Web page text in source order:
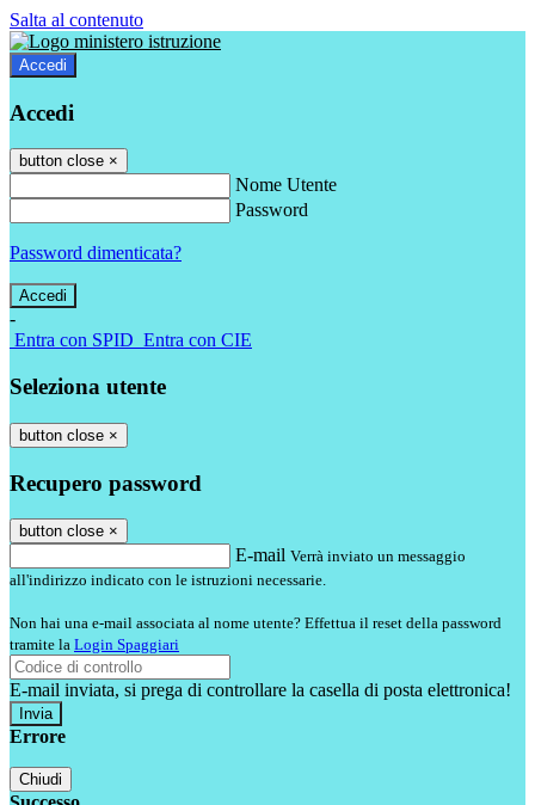
Salta al contenuto
Accedi
Accedi
button close ×
Nome Utente
Password
Password dimenticata?
-
Entra con SPID Entra con CIE
Seleziona utente
button close ×
Recupero password
button close ×
E-mail Verrà inviato un messaggio
all'indirizzo indicato con le istruzioni necessarie.
Non hai una e-mail associata al nome utente? Effettua il reset della password
tramite la Login Spaggiari
E-mail inviata, si prega di controllare la casella di posta elettronica!
Errore
Chiudi